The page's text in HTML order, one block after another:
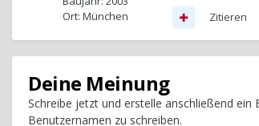
Ort: München
Zitieren
Deine Meinung
Schreibe jetzt und erstelle anschließend
Benutzernamen zu schreiben.